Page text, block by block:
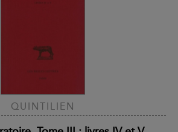
QUINTILIEN